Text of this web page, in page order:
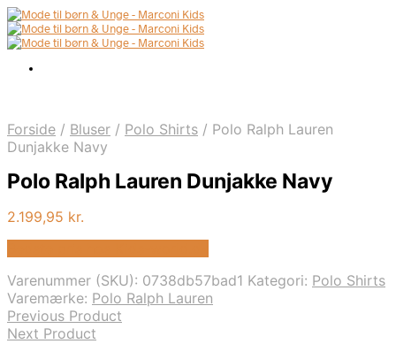
Forside / Bluser / Polo Shirts / Polo Ralph Lauren
Dunjakke Navy
Polo Ralph Lauren Dunjakke Navy
2.199,95 kr.
Varenummer (SKU): 0738db57bad1 Kategori: Polo Shirts
Varemærke: Polo Ralph Lauren
Previous Product
Next Product